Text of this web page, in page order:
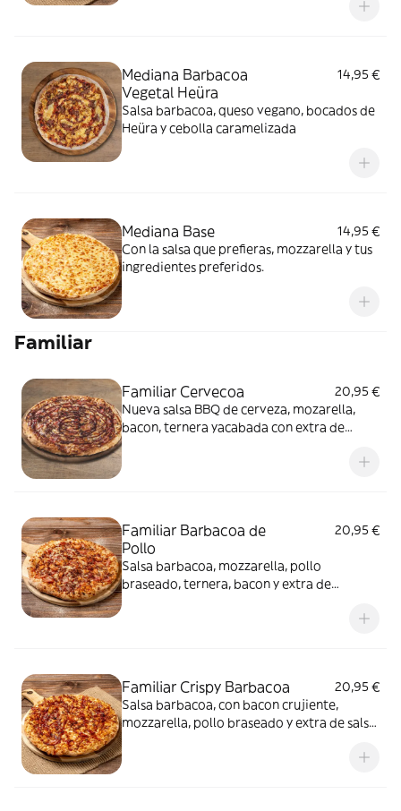
Mediana Barbacoa
Vegetal Heüra
14,95 €
Salsa barbacoa, queso vegano, bocados de
Heüra y cebolla caramelizada
Mediana Base
14,95 €
Con la salsa que prefieras, mozzarella y tus
ingredientes preferidos.
Familiar
Familiar Cervecoa
20,95 €
Nueva salsa BBQ de cerveza, mozarella,
bacon, ternera yacabada con extra de
Familiar Barbacoa de
Pollo
20,95 €
Salsa barbacoa, mozzarella, pollo
braseado, ternera, bacon y extra de
Familiar Crispy Barbacoa
20,95 €
Salsa barbacoa, con bacon crujiente,
mozzarella, pollo braseado y extra de salsa